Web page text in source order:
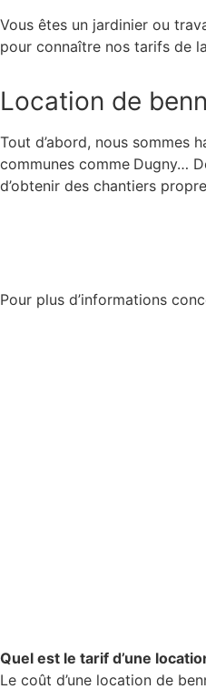
Vous êtes un jardinier ou
pour connaître nos tarifs de
Location de
Tout d’abord, nous sommes
communes comme Dugny…
d’obtenir des chantiers
Pour plus d’informations
Quel est le tarif d’une
Le coût d’une location de